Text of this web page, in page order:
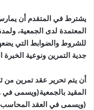
يشترط في المتقدم أن
المعتمدة لدى الجمعية،
للشروط والضوابط التي
جدية التمرين ونوعية الخبرة
أن يتم تحرير عقد تمرين من
المقيد بالجمعية(ويسمى في
(ويسمى في العقد المحاسب